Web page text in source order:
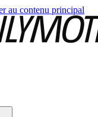
au contenu principal